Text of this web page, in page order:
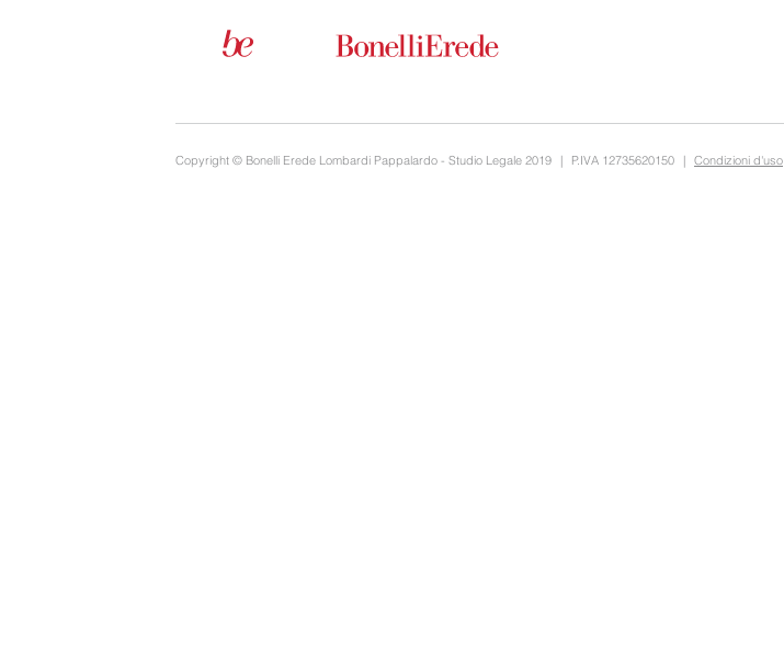
Copyright © Bonelli Erede Lombardi Pappalardo - Studio Legale 2019 | P.IVA 12735620150 | Condizioni d'uso